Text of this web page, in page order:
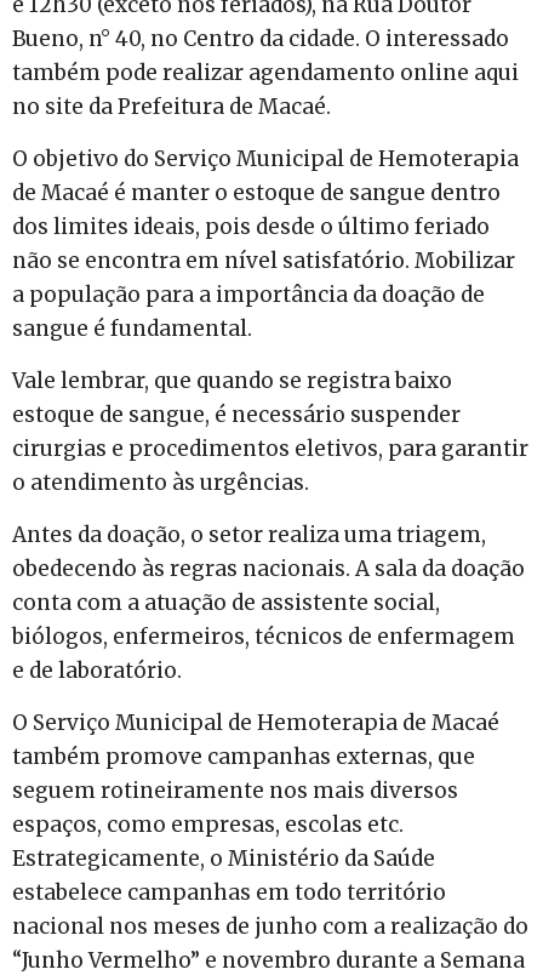
Bueno, n° 40, no Centro da cidade. O interessado
também pode realizar agendamento online aqui
no site da Prefeitura de Macaé.
O objetivo do Serviço Municipal de Hemoterapia
de Macaé é manter o estoque de sangue dentro
dos limites ideais, pois desde o último feriado
não se encontra em nível satisfatório. Mobilizar
a população para a importância da doação de
sangue é fundamental.
Vale lembrar, que quando se registra baixo
estoque de sangue, é necessário suspender
cirurgias e procedimentos eletivos, para garantir
o atendimento às urgências.
Antes da doação, o setor realiza uma triagem,
obedecendo às regras nacionais. A sala da doação
conta com a atuação de assistente social,
biólogos, enfermeiros, técnicos de enfermagem
e de laboratório.
O Serviço Municipal de Hemoterapia de Macaé
também promove campanhas externas, que
seguem rotineiramente nos mais diversos
espaços, como empresas, escolas etc.
Estrategicamente, o Ministério da Saúde
estabelece campanhas em todo território
nacional nos meses de junho com a realização do
“Junho Vermelho” e novembro durante a Semana